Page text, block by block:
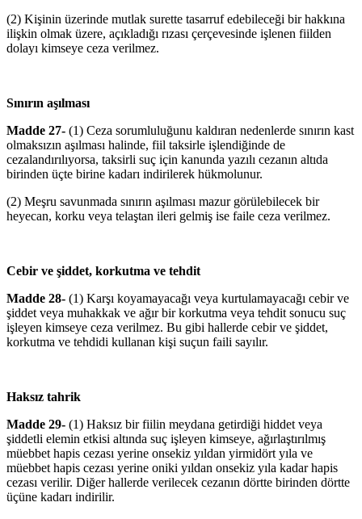
(2) Kişinin üzerinde mutlak surette tasarruf edebileceği bir hakkına
ilişkin olmak üzere, açıkladığı rızası çerçevesinde işlenen fiilden
dolayı kimseye ceza verilmez.
Sınırın aşılması
Madde 27- (1) Ceza sorumluluğunu kaldıran nedenlerde sınırın kast
olmaksızın aşılması halinde, fiil taksirle işlendiğinde de
cezalandırılıyorsa, taksirli suç için kanunda yazılı cezanın altıda
birinden üçte birine kadarı indirilerek hükmolunur.
(2) Meşru savunmada sınırın aşılması mazur görülebilecek bir
heyecan, korku veya telaştan ileri gelmiş ise faile ceza verilmez.
Cebir ve şiddet, korkutma ve tehdit
Madde 28- (1) Karşı koyamayacağı veya kurtulamayacağı cebir ve
şiddet veya muhakkak ve ağır bir korkutma veya tehdit sonucu suç
işleyen kimseye ceza verilmez. Bu gibi hallerde cebir ve şiddet,
korkutma ve tehdidi kullanan kişi suçun faili sayılır.
Haksız tahrik
Madde 29- (1) Haksız bir fiilin meydana getirdiği hiddet veya
şiddetli elemin etkisi altında suç işleyen kimseye, ağırlaştırılmış
müebbet hapis cezası yerine onsekiz yıldan yirmidört yıla ve
müebbet hapis cezası yerine oniki yıldan onsekiz yıla kadar hapis
cezası verilir. Diğer hallerde verilecek cezanın dörtte birinden dörtte
üçüne kadarı indirilir.